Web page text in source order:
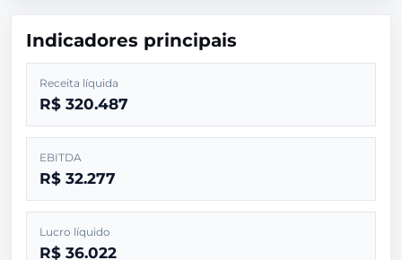
Indicadores principais
Receita líquida
R$ 320.487
EBITDA
R$ 32.277
Lucro líquido
R$ 36.022